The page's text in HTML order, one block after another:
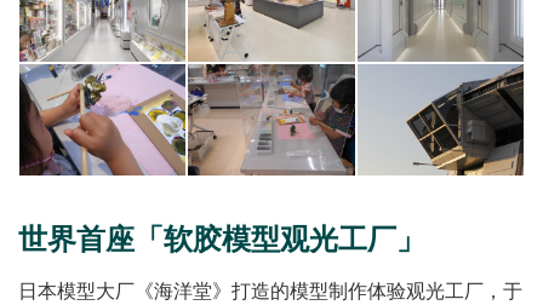
世界首座「软胶模型观光工厂」
日本模型大厂《海洋堂》打造的模型制作体验观光工厂，于